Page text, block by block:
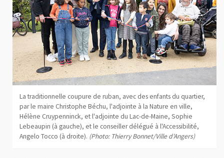
La traditionnelle coupure de ruban, avec des enfants du quartier,
par le maire Christophe Béchu, l'adjointe à la Nature en ville,
Hélène Cruypenninck, et l'adjointe du Lac-de-Maine, Sophie
Lebeaupin (à gauche), et le conseiller délégué à l'Accessibilité,
Angelo Tocco (à droite). (Photo: Thierry Bonnet/Ville d'Angers)